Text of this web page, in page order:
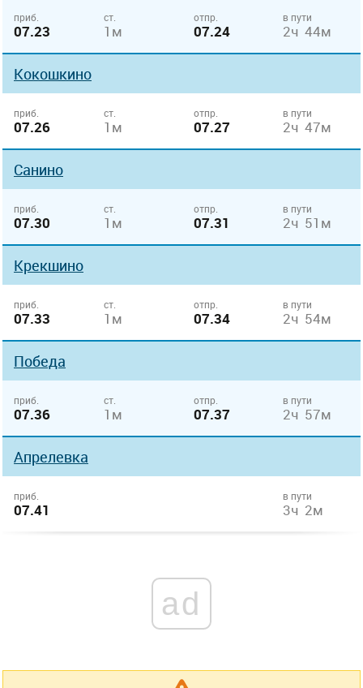
приб.
07.23
ст.
1м
отпр.
07.24
в пути
2ч 44м
Кокошкино
приб.
07.26
ст.
1м
отпр.
07.27
в пути
2ч 47м
Санино
приб.
07.30
ст.
1м
отпр.
07.31
в пути
2ч 51м
Крекшино
приб.
07.33
ст.
1м
отпр.
07.34
в пути
2ч 54м
Победа
приб.
07.36
ст.
1м
отпр.
07.37
в пути
2ч 57м
Апрелевка
приб.
07.41
в пути
3ч 2м
ad